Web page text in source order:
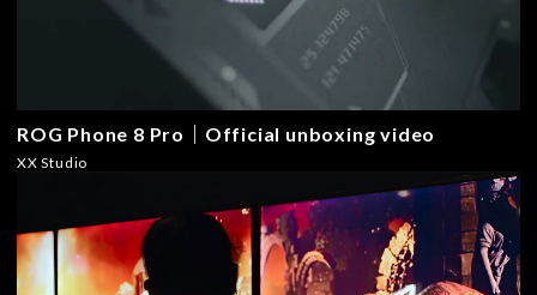
ROG Phone 8 Pro｜Official unboxing video
XX Studio